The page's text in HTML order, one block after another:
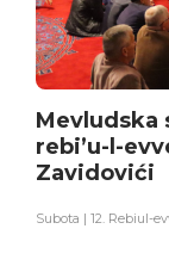
Mevludska
rebi’u-l-
Zavidovići
Subota | 12. Rebiul-